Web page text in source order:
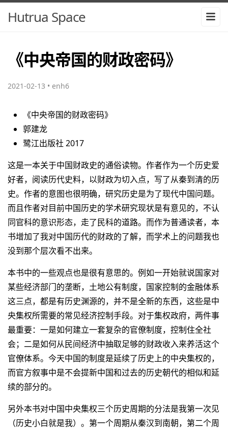
Hutrua Space
《中央帝国的财政密码》
2021-02-13 • enh6
《中央帝国的财政密码》
郭建龙
鹭江出版社 2017
这是一本关于中国财政史的通俗读物。作者作为一个历史爱
好者，阅读历代史料，以财政为切入点，写了从秦到清的历
史。作者的意图也很明确，研究历史是为了现代中国问题。
而且作者对目前中国历史的学术研究现状是有意见的，不认
同官科的意识形态，走了民科的道路。而作为普通读者，本
书增加了我对中国历代的财政的了解，而学术上的问题我也
没到那个层次看不出来。
本书中的一些观点也是很有意思的。例如一开始就说国家对
某些经济部门的垄断，土地公有制度，国家控制的金融体系
这三点，都是有历史渊源的，并不是全新的东西，这些是中
央集权所需要的常见经济控制手段。对于集权政府，两件事
最重要：一是如何建立一套复杂的官僚制度，控制住全社
会；二是如何从民间经济中抽取足够的财政收入来养活这个
官僚体系。今天中国的制度是延续了历史上的中央集权的，
而官方叙事中是不会提新中国和过去的历史朝代的相似和延
续的部分的。
另外本书对中国中央集权三个历史周期的分法是我第一次见
（历史小白就是我）。第一个周期从秦汉到南朝，第二个周